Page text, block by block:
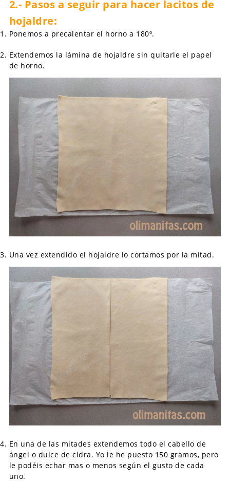
2.- Pasos a seguir para hacer lacitos de
hojaldre:
Ponemos a precalentar el horno a 180º.
Extendemos la lámina de hojaldre sin quitarle el papel
de horno.
Una vez extendido el hojaldre lo cortamos por la mitad.
En una de las mitades extendemos todo el cabello de
ángel o dulce de cidra. Yo le he puesto 150 gramos, pero
le podéis echar mas o menos según el gusto de cada
uno.